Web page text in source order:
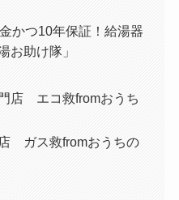
かつ10年保証！給湯器
お助け隊」
店 エコ救fromおうち
ガス救fromおうちの